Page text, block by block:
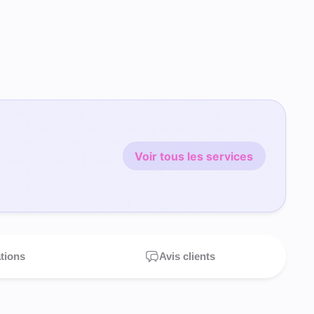
Voir tous les services
Avis clients